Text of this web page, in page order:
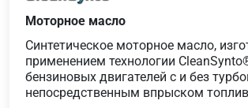
Моторное масло
Синтетическое моторное масло,
применением технологии
бензиновых двигателей с и без
непосредственным впрыском